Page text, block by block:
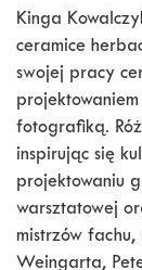
Kinga
ceramice
swojej pracy
fotografiką.
inspirując się
projektowaniu
warsztatowej
mistrzów
Weingarta,